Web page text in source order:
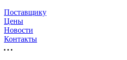
Поставщику
Цены
Новости
Контакты